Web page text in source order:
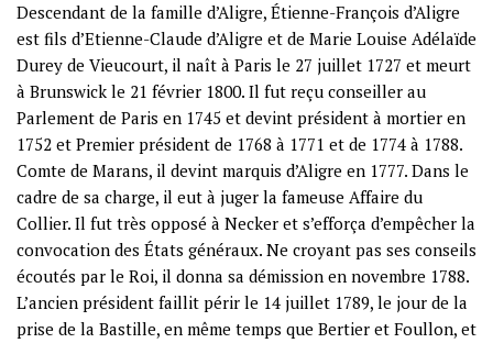
Descendant de la famille d’Aligre, Étienne-François d’Aligre
est fils d’Etienne-Claude d’Aligre et de Marie Louise Adélaïde
Durey de Vieucourt, il naît à Paris le 27 juillet 1727 et meurt
à Brunswick le 21 février 1800. Il fut reçu conseiller au
Parlement de Paris en 1745 et devint président à mortier en
1752 et Premier président de 1768 à 1771 et de 1774 à 1788.
Comte de Marans, il devint marquis d’Aligre en 1777. Dans le
cadre de sa charge, il eut à juger la fameuse Affaire du
Collier. Il fut très opposé à Necker et s’efforça d’empêcher la
convocation des États généraux. Ne croyant pas ses conseils
écoutés par le Roi, il donna sa démission en novembre 1788.
L’ancien président faillit périr le 14 juillet 1789, le jour de la
prise de la Bastille, en même temps que Bertier et Foullon, et